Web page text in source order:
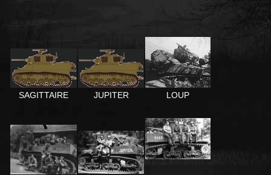
SAGITTAIRE JUPITER LOUP